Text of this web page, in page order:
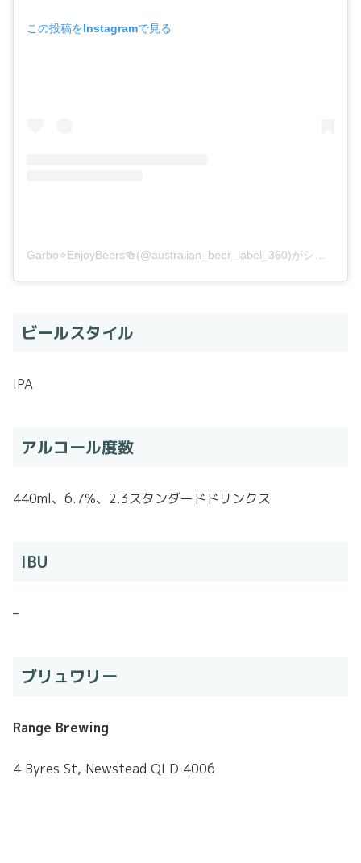
この投稿をInstagramで見る
ビールスタイル
IPA
アルコール度数
440ml、6.7%、2.3スタンダードドリンクス
IBU
–
ブリュワリー
Range Brewing
4 Byres St, Newstead QLD 4006